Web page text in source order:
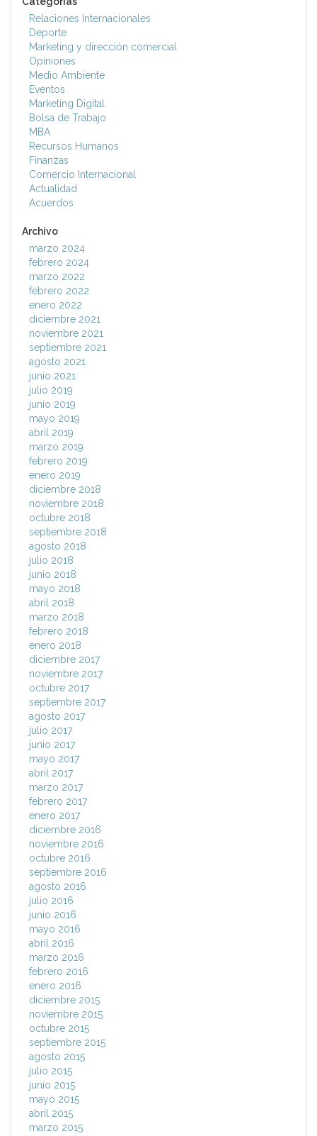
Relaciones Internacionales
Deporte
Marketing y dirección comercial
Opiniones
Medio Ambiente
Eventos
Marketing Digital
Bolsa de Trabajo
MBA
Recursos Humanos
Finanzas
Comercio Internacional
Actualidad
Acuerdos
Archivo
marzo 2024
febrero 2024
marzo 2022
febrero 2022
enero 2022
diciembre 2021
noviembre 2021
septiembre 2021
agosto 2021
junio 2021
julio 2019
junio 2019
mayo 2019
abril 2019
marzo 2019
febrero 2019
enero 2019
diciembre 2018
noviembre 2018
octubre 2018
septiembre 2018
agosto 2018
julio 2018
junio 2018
mayo 2018
abril 2018
marzo 2018
febrero 2018
enero 2018
diciembre 2017
noviembre 2017
octubre 2017
septiembre 2017
agosto 2017
julio 2017
junio 2017
mayo 2017
abril 2017
marzo 2017
febrero 2017
enero 2017
diciembre 2016
noviembre 2016
octubre 2016
septiembre 2016
agosto 2016
julio 2016
junio 2016
mayo 2016
abril 2016
marzo 2016
febrero 2016
enero 2016
diciembre 2015
noviembre 2015
octubre 2015
septiembre 2015
agosto 2015
julio 2015
junio 2015
mayo 2015
abril 2015
marzo 2015